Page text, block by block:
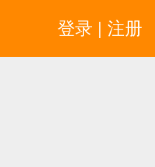
登录 | 注册